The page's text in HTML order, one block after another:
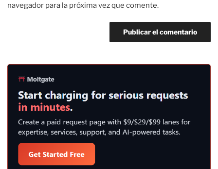
navegador para la próxima vez que comente.